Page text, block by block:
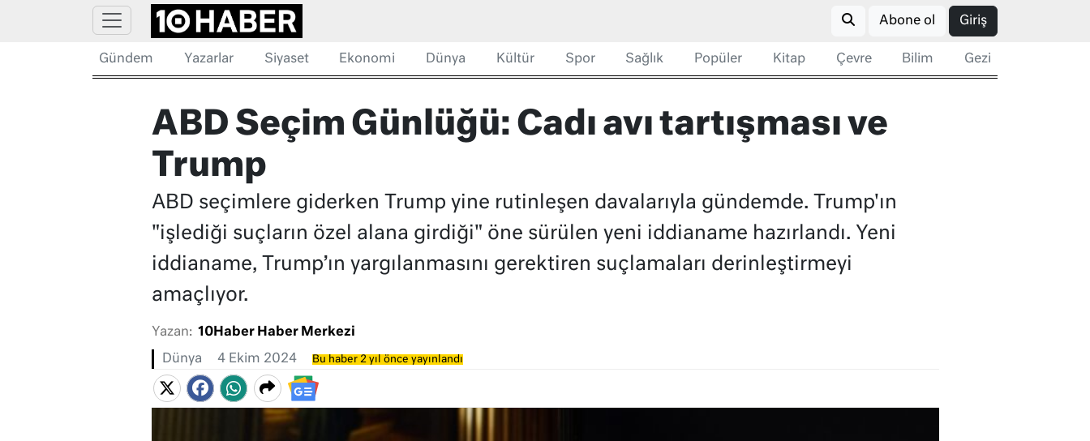
Abone ol Giriş
Gündem Yazarlar Siyaset Ekonomi Dünya Kültür Spor Sağlık Popüler Kitap Çevre Bilim Gezi
ABD Seçim Günlüğü: Cadı avı tartışması ve
Trump
ABD seçimlere giderken Trump yine rutinleşen davalarıyla gündemde. Trump'ın
"işlediği suçların özel alana girdiği" öne sürülen yeni iddianame hazırlandı. Yeni
iddianame, Trump’ın yargılanmasını gerektiren suçlamaları derinleştirmeyi
amaçlıyor.
Yazan: 10Haber Haber Merkezi
Dünya 4 Ekim 2024 Bu haber 2 yıl önce yayınlandı